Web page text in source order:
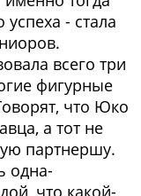
- стала
всего три
фигурные
что Юко
а тот не
партнершу.
одна-
что какой-